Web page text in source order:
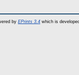
by EPrints 3.4 which is